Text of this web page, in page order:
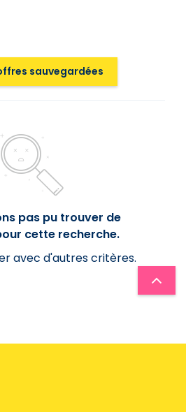
sauvegardées
pas pu trouver de
cette recherche.
avec d'autres critères.